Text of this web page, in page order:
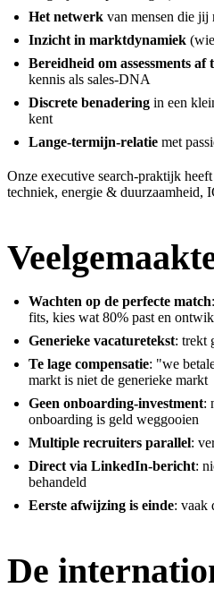
Het netwerk van mensen die jij
Inzicht in marktdynamiek
Bereidheid om assessments af
kennis als sales-DNA
Discrete benadering in een
kent
Lange-termijn-relatie met
Onze executive search-praktijk
techniek, energie & duurzaamheid,
Wachten op de perfecte match
fits, kies wat 80% past en
Generieke vacaturetekst: trekt
Te lage compensatie: "we
markt is niet de generieke markt
Geen onboarding-investment:
onboarding is geld weggooien
Multiple recruiters parallel:
Direct via LinkedIn-bericht:
behandeld
Eerste afwijzing is einde: vaak
De